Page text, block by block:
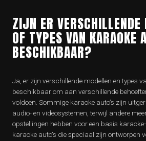
ZIJN ER VERSCHILLENDE
OF TYPES VAN KARAOKE
BESCHIKBAAR?
Ja, er zijn verschillende modellen en types
beschikbaar om aan verschillende
voldoen. Sommige karaoke auto’s zijn
audio- en videosystemen, terwijl andere
opstellingen hebben voor een basis
karaoke auto’s die speciaal zijn ontworpen